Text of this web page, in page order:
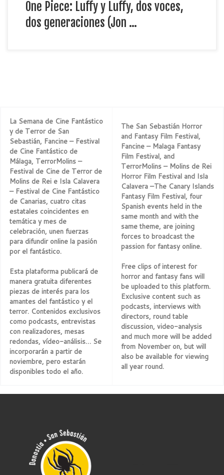
One Piece: Luffy y Luffy, dos voces,
dos generaciones (Jon …
La Semana de Cine Fantástico
y de Terror de San
Sebastián, Fancine – Festival
de Cine Fantástico de
Málaga, TerrorMolins –
Festival de Cine de Terror de
Molins de Rei e Isla Calavera
– Festival de Cine Fantástico
de Canarias, cuatro citas
estatales coincidentes en
temática y mes de
celebración, unen fuerzas
para difundir online la pasión
por el fantástico.
Esta plataforma publicará de
manera gratuita diferentes
piezas de interés para los
amantes del fantástico y el
terror. Contenidos exclusivos
como podcasts, entrevistas
con realizadores, mesas
redondas, vídeo-análisis… Se
incorporarán a partir de
noviembre, pero estarán
disponibles todo el año.
The San Sebastián Horror
and Fantasy Film Festival,
Fancine – Malaga Fantasy
Film Festival, and
TerrorMolins – Molins de Rei
Horror Film Festival and Isla
Calavera –The Canary Islands
Fantasy Film Festival, four
Spanish events held in the
same month and with the
same theme, are joining
forces to broadcast the
passion for fantasy online.
Free clips of interest for
horror and fantasy fans will
be uploaded to this platform.
Exclusive content such as
podcasts, interviews with
directors, round table
discussion, video-analysis
and much more will be added
from November on, but will
also be available for viewing
all year round.